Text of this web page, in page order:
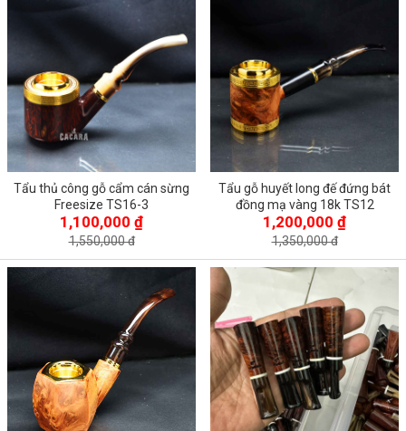
Tẩu thủ công gỗ cẩm cán sừng
Freesize TS16-3
1,100,000 ₫
1,550,000 đ
Tẩu gỗ huyết long đế đứng bát
đồng mạ vàng 18k TS12
1,200,000 ₫
1,350,000 đ